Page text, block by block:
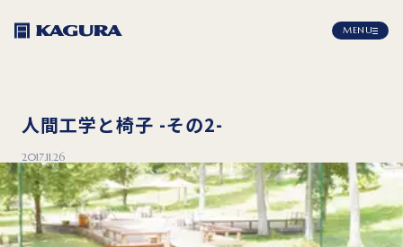
MENU
人間工学と椅子 -その2-
2017.11.26